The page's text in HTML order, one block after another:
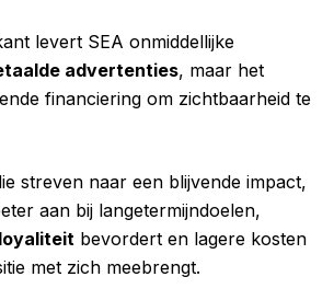
levert SEA onmiddellijke
advertenties, maar het
financiering om zichtbaarheid te
streven naar een blijvende impact,
aan bij langetermijndoelen,
bevordert en lagere kosten
met zich meebrengt.